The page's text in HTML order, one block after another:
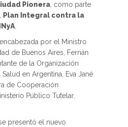
Pionera, como parte
Plan Integral contra la
.
por el Ministro
de Buenos Aires, Fernán
de la Organización
en Argentina, Eva Jané
de Cooperación
Público Tutelar,
presentó el nuevo